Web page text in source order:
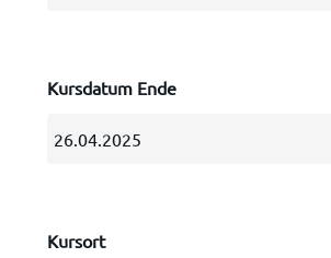
Kursdatum Ende
Kursort